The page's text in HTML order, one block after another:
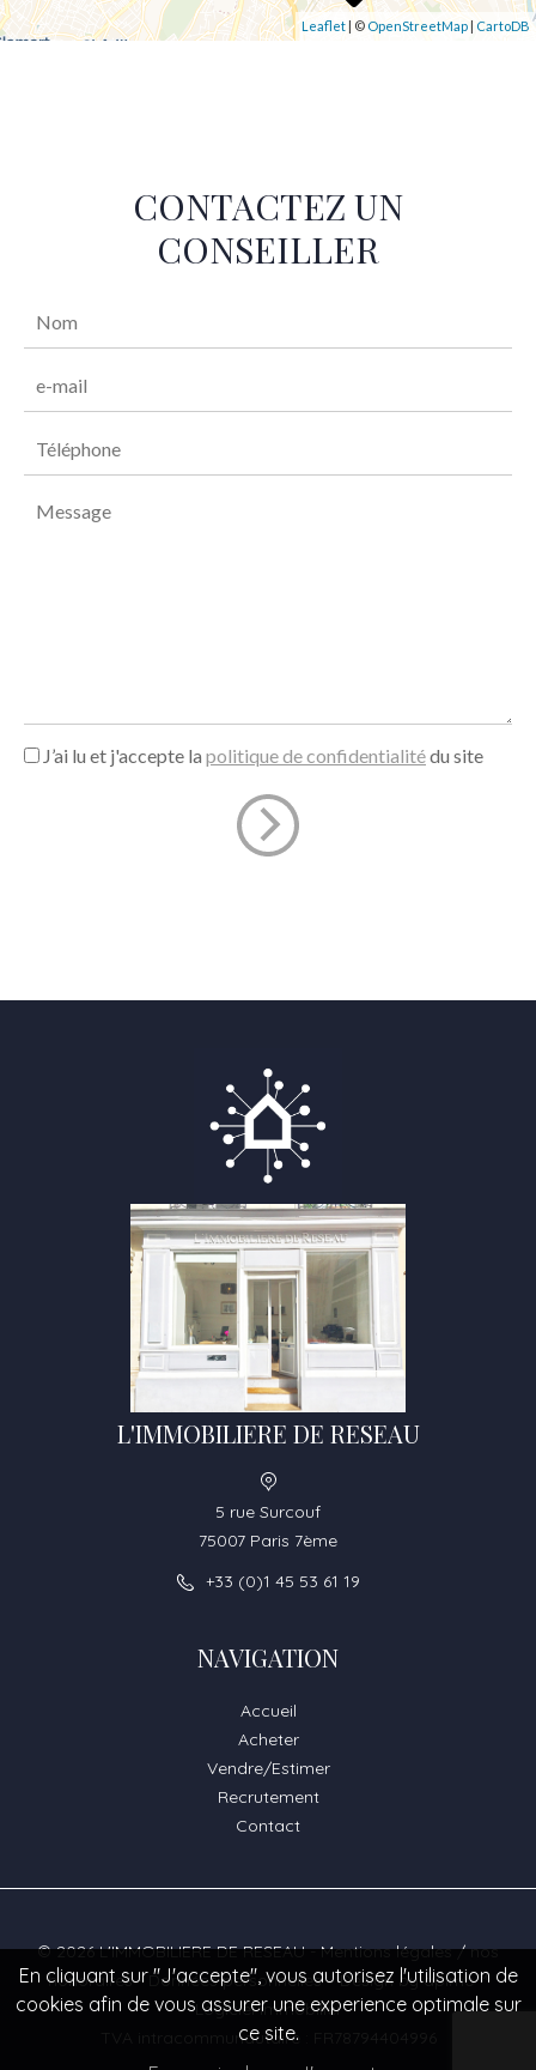
Leaflet| © OpenStreetMap| CartoDB
CONTACTEZ UN
CONSEILLER
J’ai lu et j'accepte la politique de confidentialitédu site
L'IMMOBILIERE DE RESEAU
5 rue Surcouf
75007 Paris 7ème
+33 (0)1 45 53 61 19
NAVIGATION
Accueil
Acheter
Vendre/Estimer
Recrutement
Contact
© 2026 L'IMMOBILIERE DE RESEAU -Mentions légales / nos
honoraires-Données personnelles – Design byapimo™
Logiciel immobilier
TVA intracommunautaire : FR78794404996
En cliquant sur "J'accepte", vous autorisez l'utilisation de
cookies afin de vous assurer une experience optimale sur
ce site.